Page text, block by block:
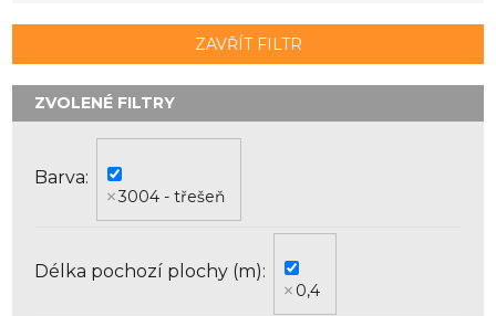
r
o
ZAVŘÍT FILTR
Barva
3004 - třešeň
Délka pochozí plochy (m)
0,4